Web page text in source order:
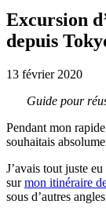
Excursion
depuis
13 février 2020
Guide pour
Pendant mon
souhaitais
J’avais tout juste
surmon itinéraire
sous d’autres